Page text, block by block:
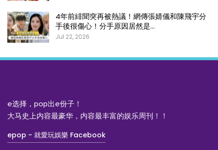
4年前緋聞突再被熱議！網傳張婧儀和陳飛宇分
手後很傷心！分手原因居然是…
Jul 22, 2026
e选择，pop出e份子！
大马史上内容最豪华，内容最丰富的娱乐周刊！！
epop - 就愛玩娛樂 Facebook